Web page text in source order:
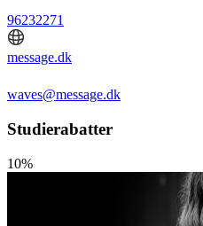
96232271
message.dk
waves@message.dk
Studierabatter
10%